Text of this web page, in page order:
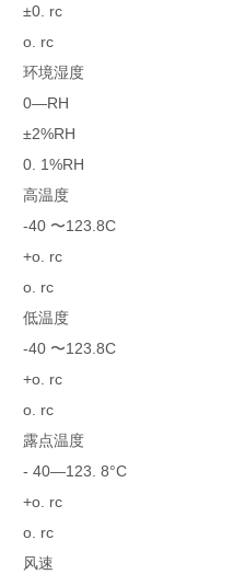
±0. rc
o. rc
环境湿度
0—RH
±2%RH
0. 1%RH
高温度
-40 〜123.8C
+o. rc
o. rc
低温度
-40 〜123.8C
+o. rc
o. rc
露点温度
- 40—123. 8°C
+o. rc
o. rc
风速